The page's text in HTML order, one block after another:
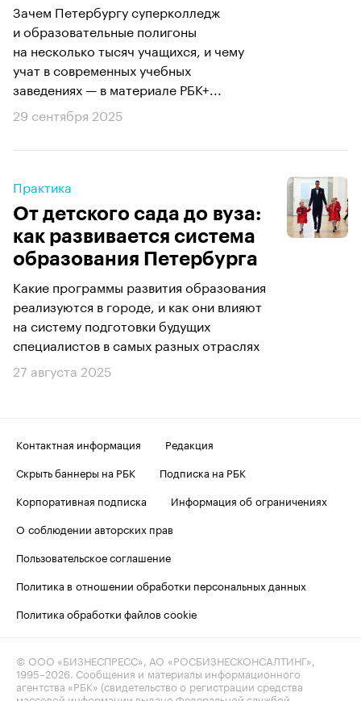
Зачем Петербургу суперколледж
и образовательные полигоны
на несколько тысяч учащихся, и чему
учат в современных учебных
заведениях — в материале РБК+...
29 сентября 2025
Практика
От детского сада до вуза:
как развивается система
образования Петербурга
Какие программы развития образования
реализуются в городе, и как они влияют
на систему подготовки будущих
специалистов в самых разных отраслях
27 августа 2025
Контактная информация
Редакция
Скрыть баннеры на РБК
Подписка на РБК
Корпоративная подписка
Информация об ограничениях
О соблюдении авторских прав
Пользовательское соглашение
Политика в отношении обработки персональных данных
Политика обработки файлов cookie
© ООО «БИЗНЕСПРЕСС», АО «РОСБИЗНЕСКОНСАЛТИНГ»,
1995–2026. Сообщения и материалы информационного
агентства «РБК» (свидетельство о регистрации средства